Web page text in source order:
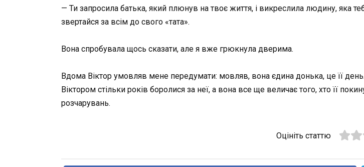
— Ти запросила батька, який плюнув на твоє життя, і викреслила людину, яка
звертайся за всім до свого «тата».
Вона спробувала щось сказати, але я вже грюкнула дверима.
Вдома Віктор умовляв мене передумати: мовляв, вона єдина донька, це її
Віктором стільки років боролися за неї, а вона все ще величає того, хто її
розчарувань.
Оцініть статтю